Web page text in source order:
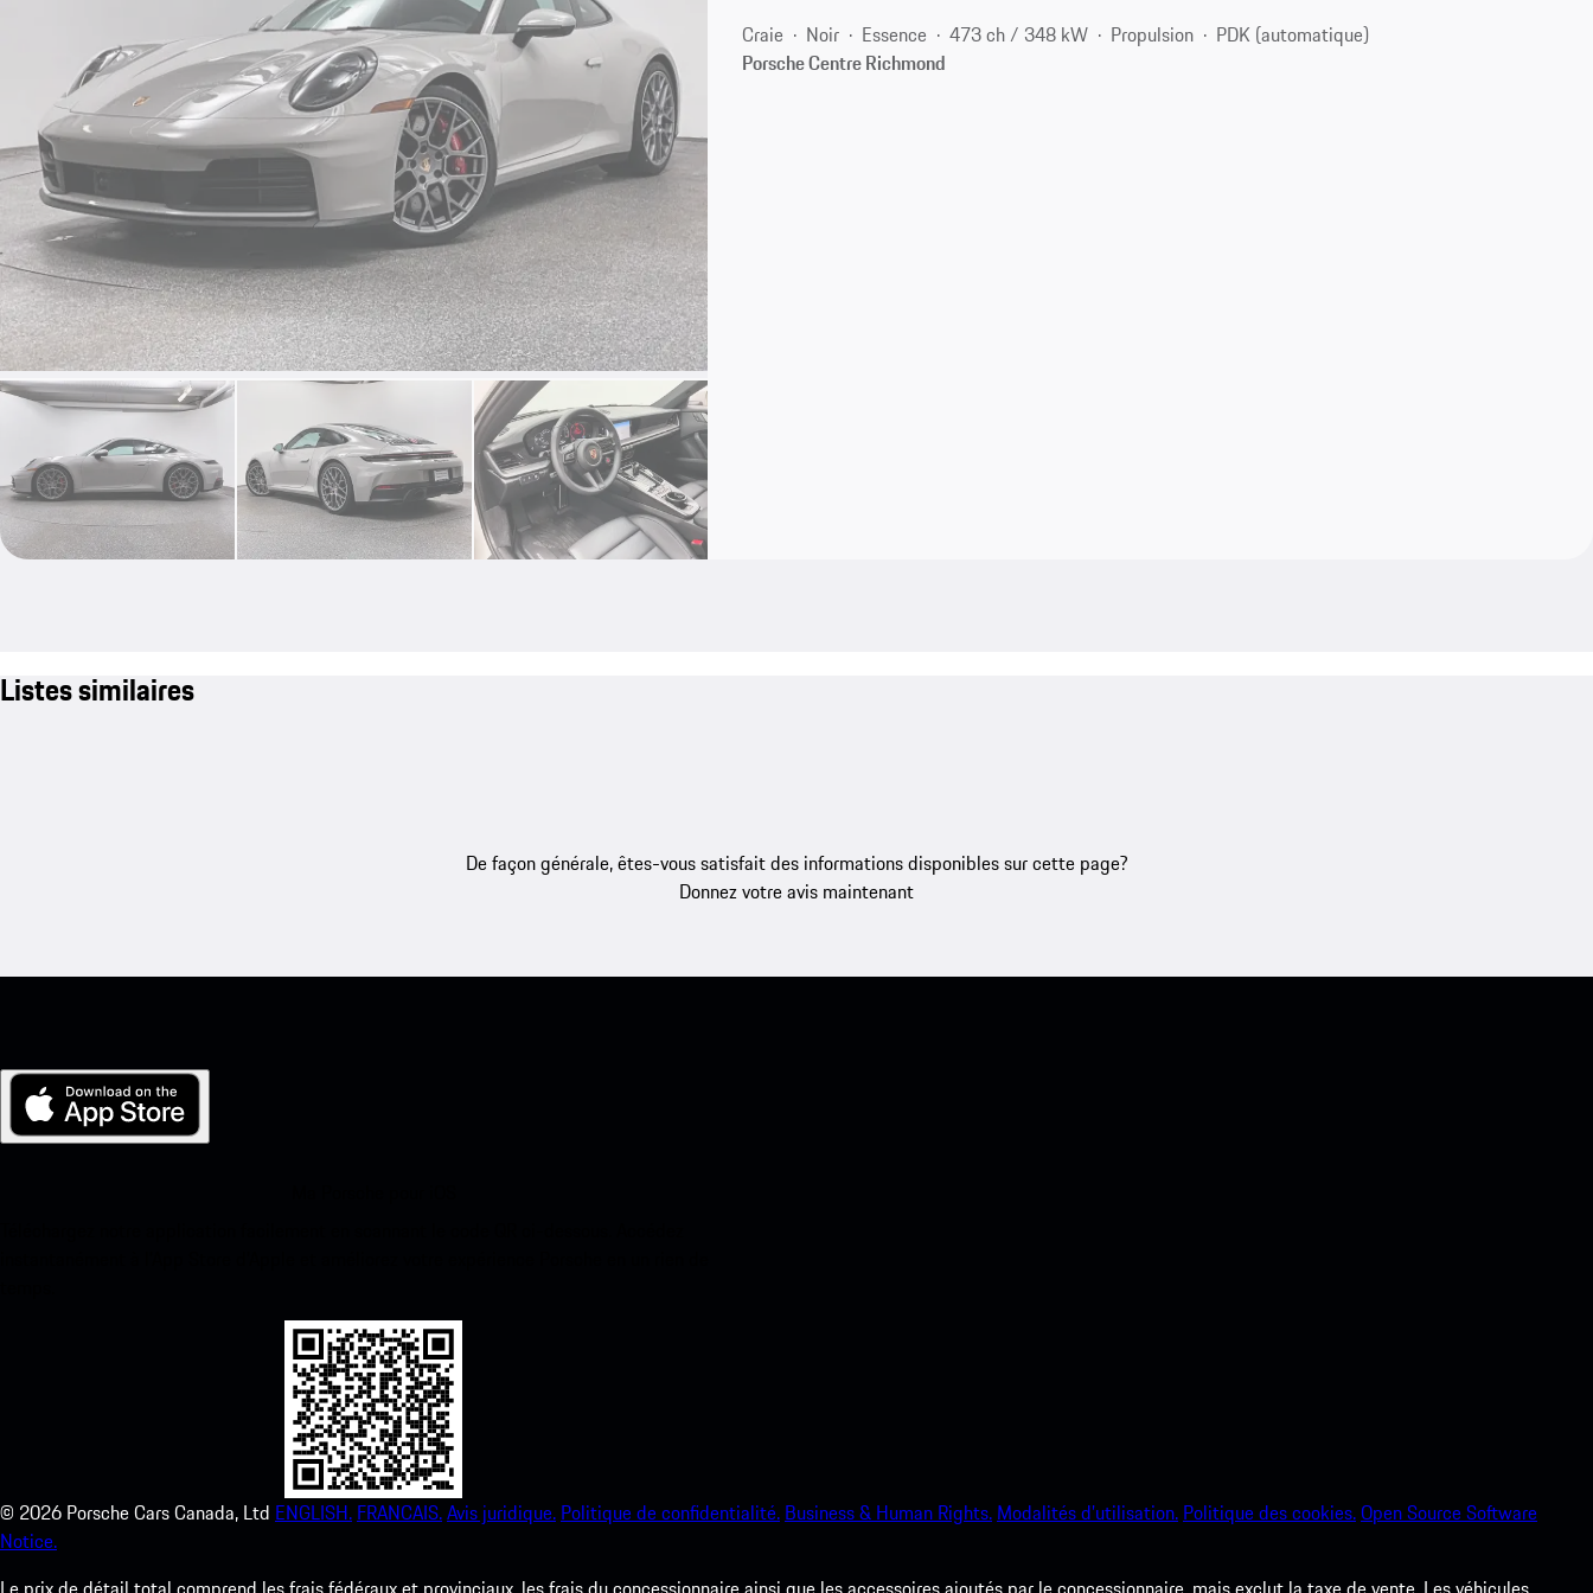
Craie Noir Essence 473 ch / 348 kW Propulsion
PDK (automatique)
Porsche Centre Richmond
Listes similaires
De façon générale, êtes-vous satisfait des informations disponibles sur cette page?
Donnez votre avis maintenant
© 2026 Porsche Cars Canada, Ltd ENGLISH. FRANCAIS.Avis juridique. Politique de confidentialité. Business & Human Rights. Modalités d’utilisation. Politique des cookies.Open Source Software
Notice.